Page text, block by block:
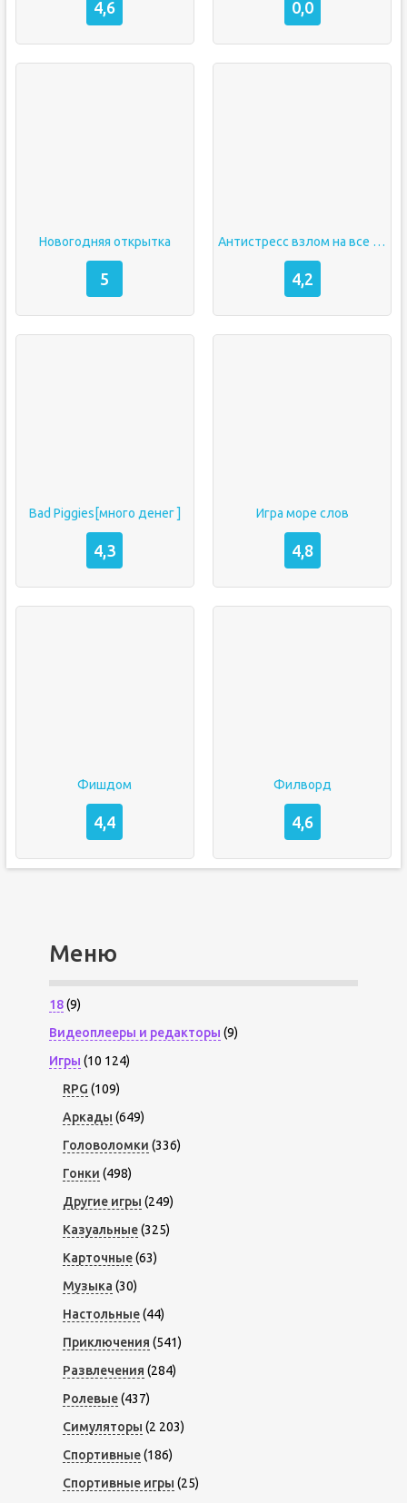
4,6 0,0
Новогодняя открытка
5
Антистресс взлом на все открыто
4,2
Bad Piggies[много денег ]
4,3
Игра море слов
4,8
Фишдом
4,4
Филворд
4,6
Меню
18(9)
Видеоплееры и редакторы (9)
Игры (10 124)
RPG (109)
Аркады (649)
Головоломки (336)
Гонки (498)
Другие игры (249)
Казуальные(325)
Карточные(63)
Музыка (30)
Настольные(44)
Приключения (541)
Развлечения (284)
Ролевые(437)
Симуляторы (2 203)
Спортивные(186)
Спортивные игры (25)